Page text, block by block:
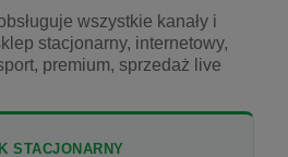
wszystkie kanały i
stacjonarny, internetowy,
premium, sprzedaż live
STACJONARNY